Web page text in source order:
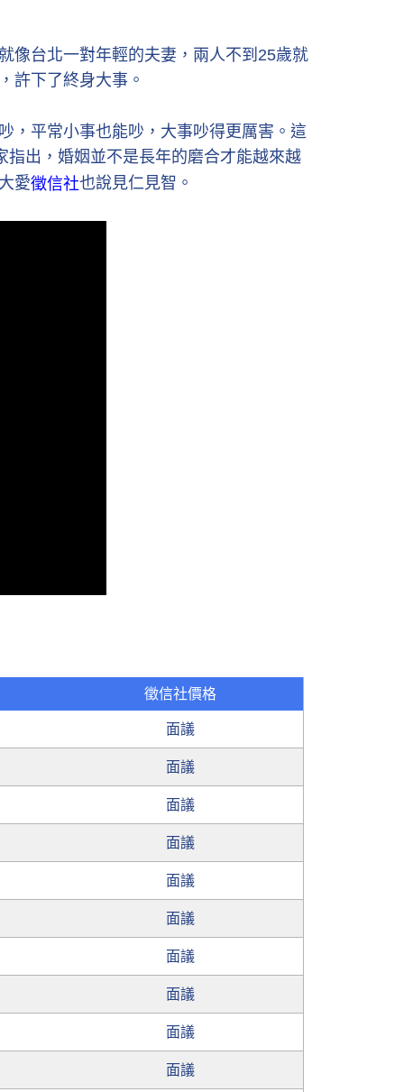
像台北一對年輕的夫妻，兩人不到25歲就
許下了終身大事。
，平常小事也能吵，大事吵得更厲害。這
出，婚姻並不是長年的磨合才能越來越
愛徵信社也說見仁見智。
徵信社價格
面議
面議
面議
面議
面議
面議
面議
面議
面議
面議